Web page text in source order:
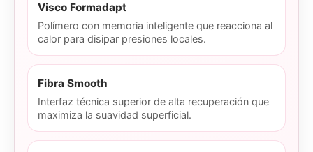
Visco Formadapt
Polímero con memoria inteligente que reacciona al
calor para disipar presiones locales.
Fibra Smooth
Interfaz técnica superior de alta recuperación que
maximiza la suavidad superficial.